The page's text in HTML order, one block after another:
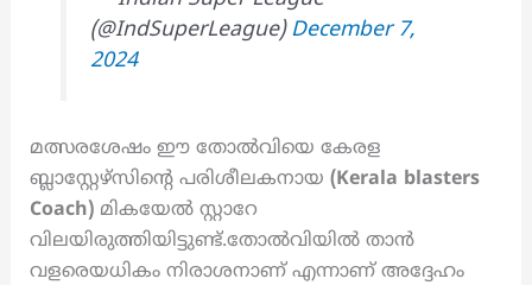
(@IndSuperLeague)December 7,
2024
മത്സരശേഷം ഈ തോൽവിയെ കേരള
ബ്ലാസ്റ്റേഴ്സിന്റെ പരിശീലകനായ (Kerala blasters
Coach)മികയേൽ സ്റ്റാറേ
വിലയിരുത്തിയിട്ടുണ്ട്.തോൽവിയിൽ താൻ
വളരെയധികം നിരാശനാണ് എന്നാണ് അദ്ദേഹം